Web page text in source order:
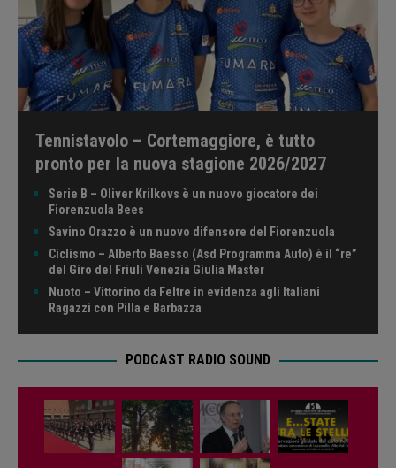
Tennistavolo – Cortemaggiore, è tutto
pronto per la nuova stagione 2026/2027
Serie B – Oliver Krilkovs è un nuovo giocatore dei
Fiorenzuola Bees
Savino Orazzo è un nuovo difensore del Fiorenzuola
Ciclismo – Alberto Baesso (Asd Programma Auto) è il “re”
del Giro del Friuli Venezia Giulia Master
Nuoto – Vittorino da Feltre in evidenza agli Italiani
Ragazzi con Pilla e Barbazza
PODCAST RADIO SOUND